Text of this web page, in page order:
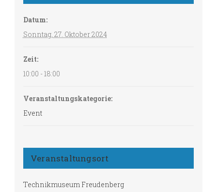
Datum:
Sonntag, 27. Oktober 2024
Zeit:
10:00 - 18:00
Veranstaltungskategorie:
Event
Veranstaltungsort
Technikmuseum Freudenberg